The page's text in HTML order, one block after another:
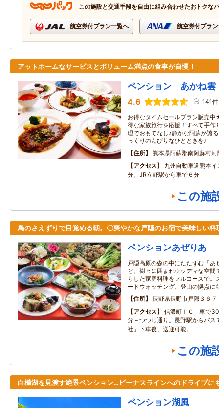
この施設と交通手段を自由に組み合わせたおトクな
航空券付プラン一覧へ 航空券付プラ
アットホームなサービスとボリューム満点の食事が自慢！
ペンション あかね雲
4.6 141件
お得なタイムセールプラン販売
得な家族旅行を応援！すべて手作
理でおもてなし♪静かな阿蘇が誇
っくりのんびりなひとときを♪
住所
熊本県阿蘇郡南阿蘇村河
アクセス
九州自動車道熊本
分。JR立野駅から車で６分
この施
鳥のさえずりで目覚める朝。〇爽やかな戸隠のお宿で美味しい料
ペンションあぜりあ
戸隠高原の森の中にたたずむ「あ
ど。樹々に囲まれウッディな空間
らした家庭料理をフルコースで。
ードウォッチング、登山の拠点
住所
長野県長野市戸隠３６７
アクセス
信濃町ＩＣ－車で
分－つつじ通り。長野駅からバス
社」下車後、送迎可能。
この施
白樺湖を見渡す絶景ペンション…ビーナスラインへのドライブに
ペンション湖風